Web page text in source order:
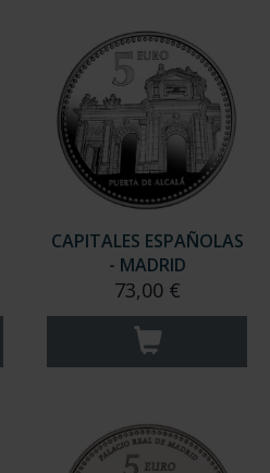
CAPITALES ESPAÑOLAS
- MADRID
73,00 €